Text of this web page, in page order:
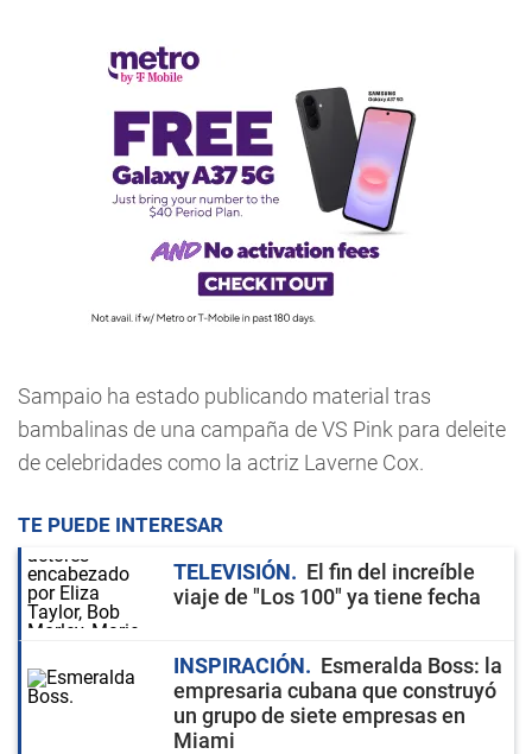
Sampaio ha estado publicando material tras
bambalinas de una campaña de VS Pink para deleite
de celebridades como la actriz Laverne Cox.
TE PUEDE INTERESAR
TELEVISIÓN
El fin del increíble
viaje de "Los 100" ya tiene fecha
INSPIRACIÓN
Esmeralda Boss: la
empresaria cubana que construyó
un grupo de siete empresas en
Miami